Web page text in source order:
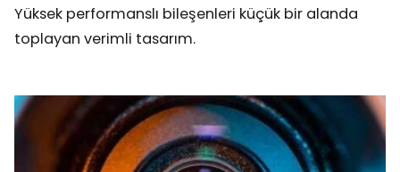
Yüksek performanslı bileşenleri küçük bir alanda
toplayan verimli tasarım.